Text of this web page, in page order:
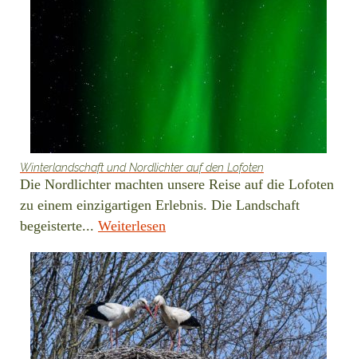
Winterlandschaft und Nordlichter auf den Lofoten
Die Nordlichter machten unsere Reise auf die Lofoten
zu einem einzigartigen Erlebnis. Die Landschaft
begeisterte... Weiterlesen